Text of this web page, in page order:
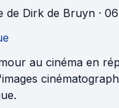
de Dirk de Bruyn ·
au cinéma en